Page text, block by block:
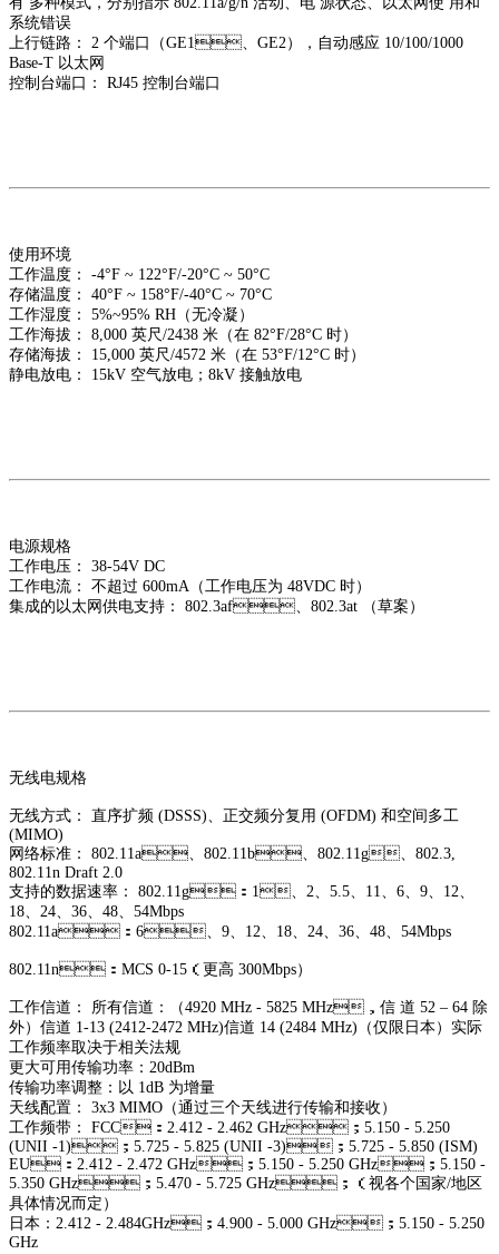
系统错误
上行链路： 2 个端口（GE1、GE2），自动感应 10/100/1000
Base-T 以太网
控制台端口： RJ45 控制台端口
使用环境
工作温度： -4°F ~ 122°F/-20°C ~ 50°C
存储温度： 40°F ~ 158°F/-40°C ~ 70°C
工作湿度： 5%~95% RH（无冷凝）
工作海拔： 8,000 英尺/2438 米（在 82°F/28°C 时）
存储海拔： 15,000 英尺/4572 米（在 53°F/12°C 时）
静电放电： 15kV 空气放电；8kV 接触放电
电源规格
工作电压： 38-54V DC
工作电流： 不超过 600mA（工作电压为 48VDC 时）
集成的以太网供电支持： 802.3af、802.3at （草案）
无线电规格
无线方式： 直序扩频 (DSSS)、正交频分复用 (OFDM) 和空间多工
(MIMO)
网络标准： 802.11a、802.11b、802.11g、802.3,
802.11n Draft 2.0
支持的数据速率： 802.11g：1、2、5.5、11、6、9、12、
18、 24、36、48、54Mbps
802.11a：6、9、12、18、24、36、48、 54Mbps
802.11n：MCS 0-15（更高 300Mbps）
工作信道： 所有信道：（4920 MHz - 5825 MHz，信 道 52 – 64 除
外） 信道 1-13 (2412-2472 MHz)信道 14 (2484 MHz)（仅限日本） 实际
工作频率取决于相关法规
更大可用传输功率：20dBm
传输功率调整：以 1dB 为增量
天线配置： 3x3 MIMO（通过三个天线进行传输和接收）
工作频带： FCC：2.412 - 2.462 GHz；5.150 - 5.250
(UNII -1)；5.725 - 5.825 (UNII -3)；5.725 - 5.850 (ISM)
EU：2.412 - 2.472 GHz；5.150 - 5.250 GHz；5.150 -
5.350 GHz；5.470 - 5.725 GHz；（视各个国家/地区
具体情况而定）
日本：2.412 - 2.484GHz；4.900 - 5.000 GHz；5.150 - 5.250
GHz